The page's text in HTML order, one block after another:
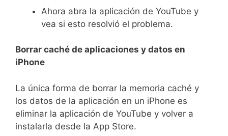
Ahora abra la aplicación de YouTube y
vea si esto resolvió el problema.
Borrar caché de aplicaciones y datos en
iPhone
La única forma de borrar la memoria caché y
los datos de la aplicación en un iPhone es
eliminar la aplicación de YouTube y volver a
instalarla desde la App Store.